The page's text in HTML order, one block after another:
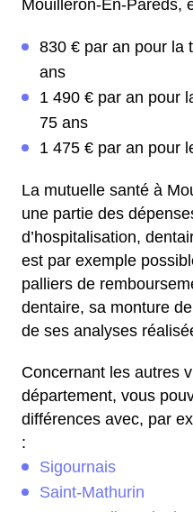
Mouilleron-En-Pareds,
830 € par an pour la
ans
1 490 € par an pour
75 ans
1 475 € par an pour
La mutuelle santé à
une partie des
d’hospitalisation,
est par exemple
palliers de
dentaire, sa monture
de ses analyses
Concernant les autres
département, vous
différences avec, par
:
Sigournais
Saint-Mathurin